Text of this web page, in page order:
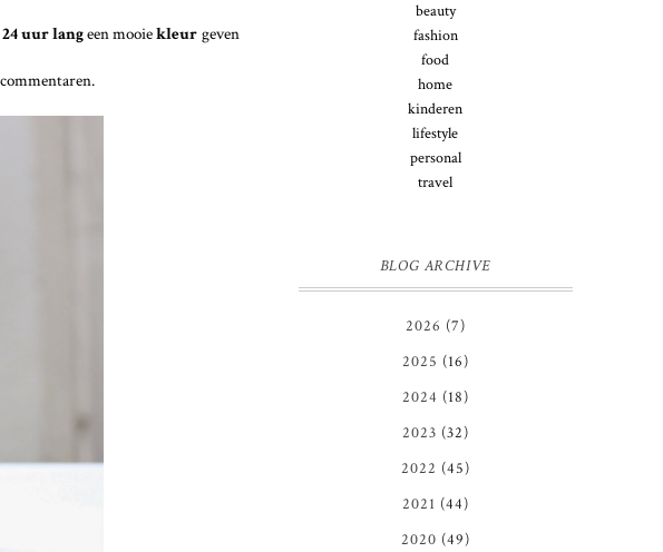
24 uur langeen mooiekleur geven
beauty
fashion
food
home
kinderen
lifestyle
personal
travel
BLOG ARCHIVE
2026 (7)
2025 (16)
2024 (18)
2023 (32)
2022 (45)
2021 (44)
2020 (49)